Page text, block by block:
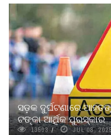
ସଡ଼କ ଦୁର୍ଘଟଣାରେ
ଟଙ୍କା ଆର୍ଥିକ ପୁରସ୍କାର
13503 JUL 08,